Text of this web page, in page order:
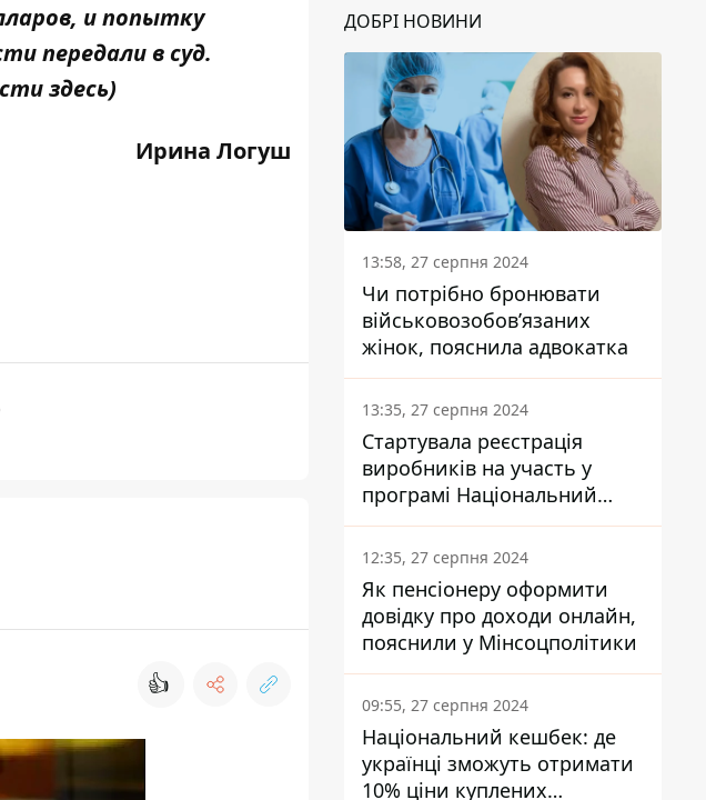
и попытку
передали в суд.
здесь)
Ирина Логуш
👍
ДОБРІ НОВИНИ
13:58, 27 серпня 2024
Чи потрібно бронювати
військовозобов’язаних
жінок, пояснила адвокатка
13:35, 27 серпня 2024
Стартувала реєстрація
виробників на участь у
програмі Національний
кешбек: як це зробити
через портал Дія
12:35, 27 серпня 2024
Як пенсіонеру оформити
довідку про доходи онлайн,
пояснили у Мінсоцполітики
09:55, 27 серпня 2024
Національний кешбек: де
українці зможуть отримати
10% ціни куплених